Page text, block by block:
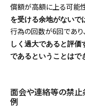
償額が高額に上る可能
を受ける余地がないで
行為の回数が6回であり
しく過大であると評
であるということはで
面会や連絡等の禁
例